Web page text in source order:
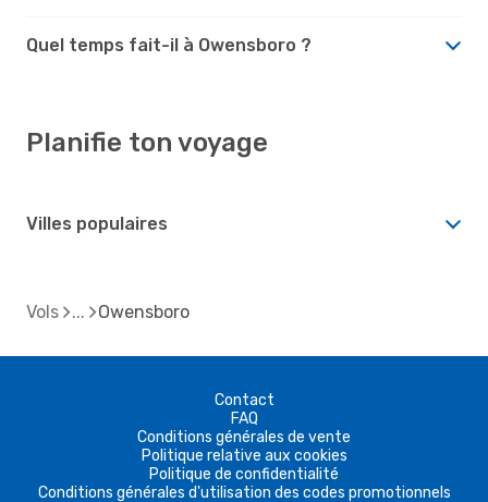
Quel temps fait-il à Owensboro ?
Planifie ton voyage
Villes populaires
Vols Owensboro
Contact
FAQ
Conditions générales de vente
Politique relative aux cookies
Politique de confidentialité
Conditions générales d'utilisation des codes promotionnels